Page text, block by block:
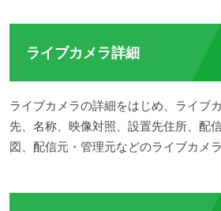
ライブカメラ詳細
ライブカメラの詳細をはじめ、ライブ
先、名称、映像対照、設置先住所、配
図、配信元・管理元などのライブカメ